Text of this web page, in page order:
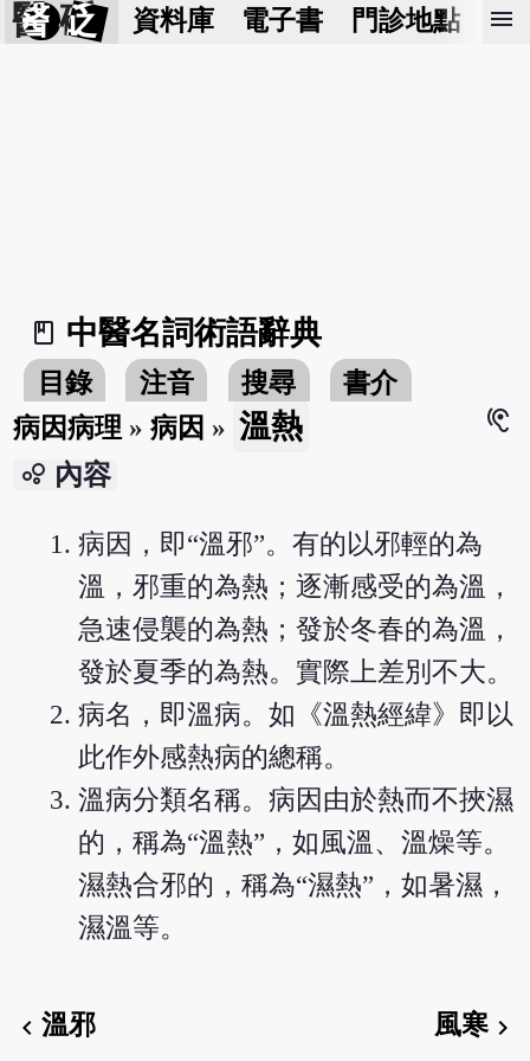
醫 砭 資料庫 電子書 門診地點 預
menu
book_2
中醫名詞術語辭典
目錄 注音 搜尋
書介
病因病理 »病因 » 溫熱
hearing
bubble_chart 內容
病因，即“溫邪”。有的以邪輕的為
溫，邪重的為熱；逐漸感受的為溫，
急速侵襲的為熱；發於冬春的為溫，
發於夏季的為熱。實際上差別不大。
病名，即溫病。如《溫熱經緯》即以
此作外感熱病的總稱。
溫病分類名稱。病因由於熱而不挾濕
的，稱為“溫熱”，如風溫、溫燥等。
濕熱合邪的，稱為“濕熱”，如暑濕，
濕溫等。
chevron_left溫邪 風寒chevron_right